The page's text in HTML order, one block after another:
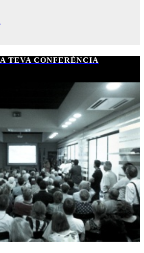
TEVA CONFERÈNCIA